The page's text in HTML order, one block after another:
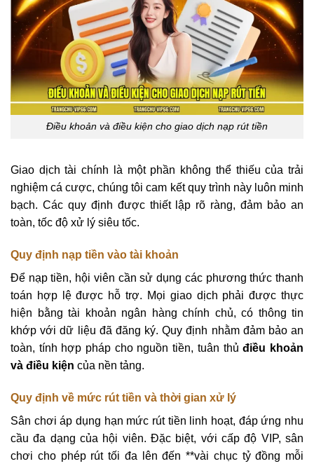
Điều khoản và điều kiện cho giao dịch nạp rút tiền
Giao dịch tài chính là một phần không thể thiếu của trải
nghiệm cá cược, chúng tôi cam kết quy trình này luôn minh
bạch. Các quy định được thiết lập rõ ràng, đảm bảo an
toàn, tốc độ xử lý siêu tốc.
Quy định nạp tiền vào tài khoản
Để nạp tiền, hội viên cần sử dụng các phương thức thanh
toán hợp lệ được hỗ trợ. Mọi giao dịch phải được thực
hiện bằng tài khoản ngân hàng chính chủ, có thông tin
khớp với dữ liệu đã đăng ký. Quy định nhằm đảm bảo an
toàn, tính hợp pháp cho nguồn tiền, tuân thủđiều khoản
và điều kiện của nền tảng.
Quy định về mức rút tiền và thời gian xử lý
Sân chơi áp dụng hạn mức rút tiền linh hoạt, đáp ứng nhu
cầu đa dạng của hội viên. Đặc biệt, với cấp độ VIP, sân
chơi cho phép rút tối đa lên đến **vài chục tỷ đồng mỗi